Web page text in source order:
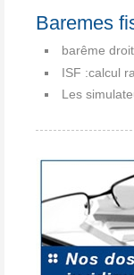
Baremes
barême
ISF :calcul
Les